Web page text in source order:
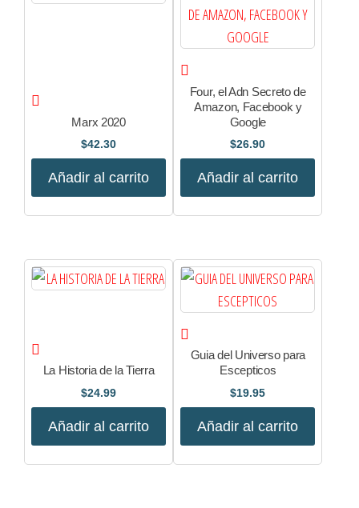
Marx 2020
$42.30
Añadir al carrito
Four, el Adn Secreto de
Amazon, Facebook y
Google
$26.90
Añadir al carrito
La Historia de la Tierra
$24.99
Añadir al carrito
Guia del Universo para
Escepticos
$19.95
Añadir al carrito